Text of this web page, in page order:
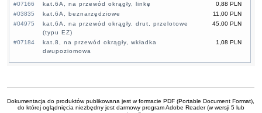
#07166
0,88 PLN
kat.6A, na przewód okrągły, linkę
#03835
11,00 PLN
kat.6A, beznarzędziowe
#04975
45,00 PLN
kat.6A, na przewód okrągły, drut, przelotowe
(typu EZ)
#07184
1,08 PLN
kat.8, na przewód okrągły, wkładka
dwupoziomowa
Dokumentacja do produktów publikowana jest w formacie PDF (Portable Document Format),
do której oglądnięcia niezbędny jest darmowy program Adobe Reader (w wersji 5 lub